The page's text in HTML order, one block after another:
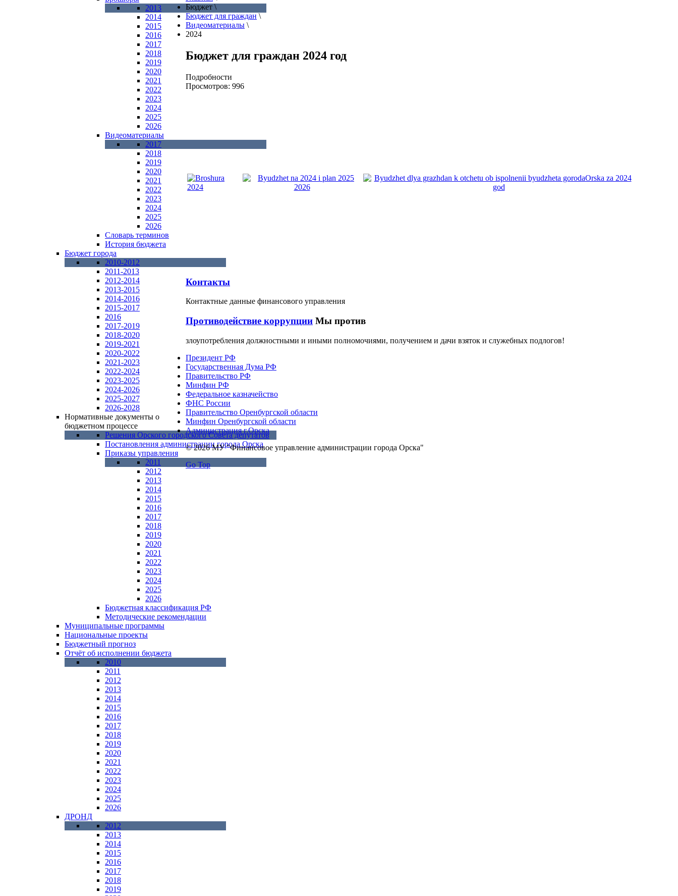
2013
2014
2015
2016
2017
2018
2019
2020
2021
2022
2023
2024
2025
2026
Видеоматериалы
2017
2018
2019
2020
2021
2022
2023
2024
2025
2026
Словарь терминов
История бюджета
Бюджет города
2010-2012
2011-2013
2012-2014
2013-2015
2014-2016
2015-2017
2016
2017-2019
2018-2020
2019-2021
2020-2022
2021-2023
2022-2024
2023-2025
2024-2026
2025-2027
2026-2028
Нормативные документы о
бюджетном процессе
Решения Орского городского Совета депутатов
Постановления администрации города Орска
Приказы управления
2011
2012
2013
2014
2015
2016
2017
2018
2019
2020
2021
2022
2023
2024
2025
2026
Бюджетная классификация РФ
Методические рекомендации
Муниципальные программы
Национальные проекты
Бюджетный прогноз
Отчёт об исполнении бюджета
2010
2011
2012
2013
2014
2015
2016
2017
2018
2019
2020
2021
2022
2023
2024
2025
2026
ДРОНД
2012
2013
2014
2015
2016
2017
2018
2019
Бюджет \
Бюджет для граждан \
Видеоматериалы \
2024
Бюджет для граждан 2024 год
Подробности
Просмотров: 996
Контакты
Контактные данные финансового управления
Противодействие коррупции Мы против
злоупотребления должностными и иными полномочиями, получением и дачи взяток и служебных подлогов!
Президент РФ
Государственная Дума РФ
Правительство РФ
Минфин РФ
Федеральное казначейство
ФНС России
Правительство Оренбургской области
Минфин Оренбургской области
Администрация г.Орска
© 2026 МУ "Финансовое управление администрации города Орска"
Go Top